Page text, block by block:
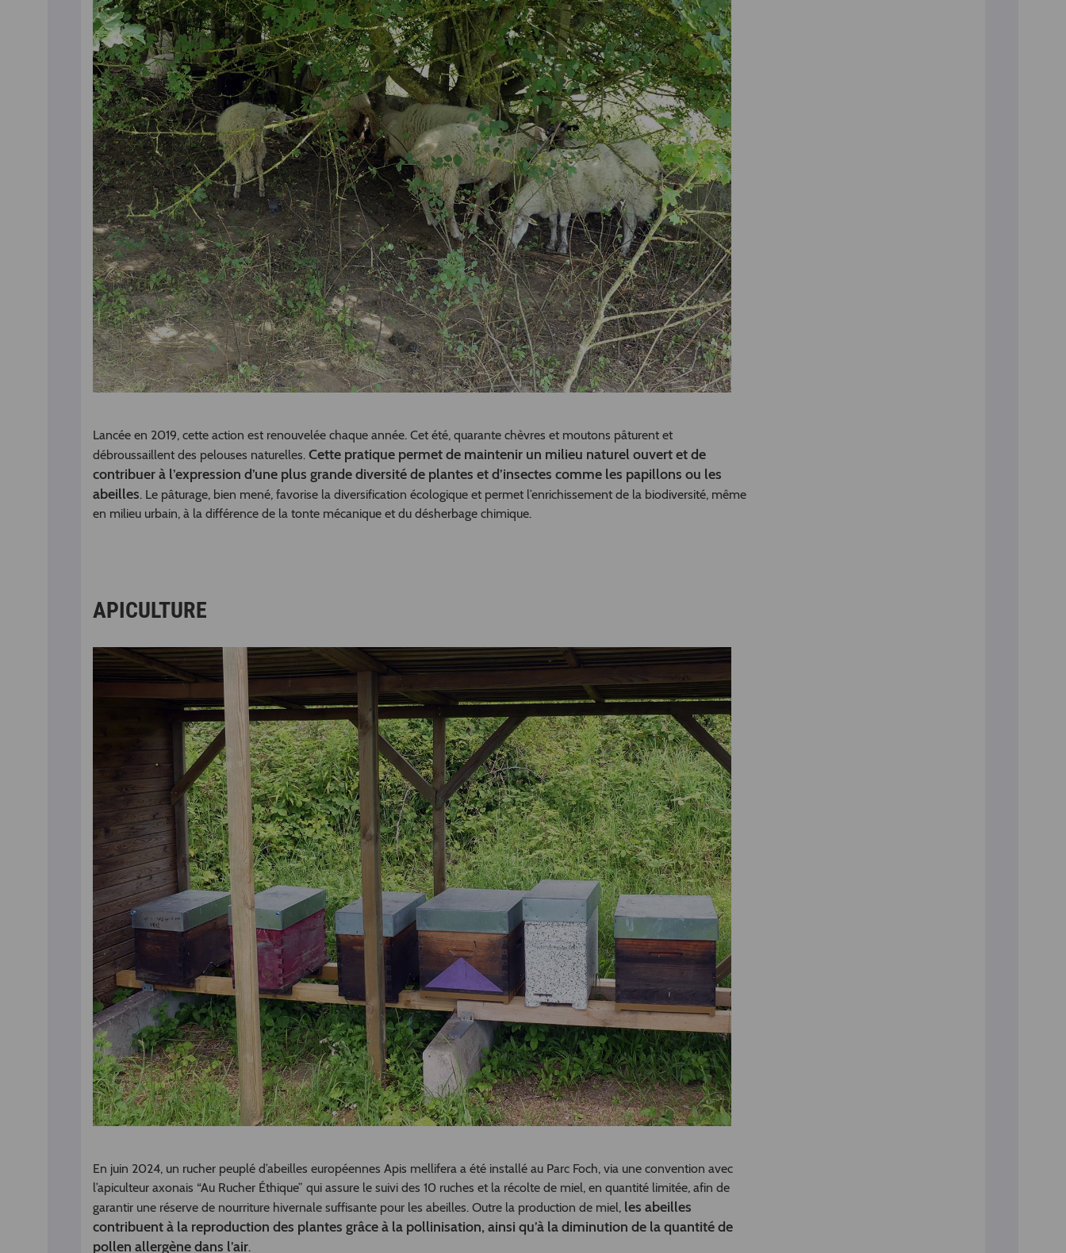
Lancée en 2019, cette action est renouvelée chaque année. Cet été, quarante chèvres et moutons pâturent et
débroussaillent des pelouses naturelles. Cette pratique permet de maintenir un milieu naturel ouvert et de
contribuer à l’expression d’une plus grande diversité de plantes et d’insectes comme les papillons ou les
abeilles. Le pâturage, bien mené, favorise la diversification écologique et permet l’enrichissement de la biodiversité, même
en milieu urbain, à la différence de la tonte mécanique et du désherbage chimique.
APICULTURE
En juin 2024, un rucher peuplé d’abeilles européennes Apis mellifera a été installé au Parc Foch, via une convention avec
l’apiculteur axonais “Au Rucher Éthique” qui assure le suivi des 10 ruches et la récolte de miel, en quantité limitée, afin de
garantir une réserve de nourriture hivernale suffisante pour les abeilles. Outre la production de miel, les abeilles
contribuent à la reproduction des plantes grâce à la pollinisation, ainsi qu’à la diminution de la quantité de
pollen allergène dans l’air.